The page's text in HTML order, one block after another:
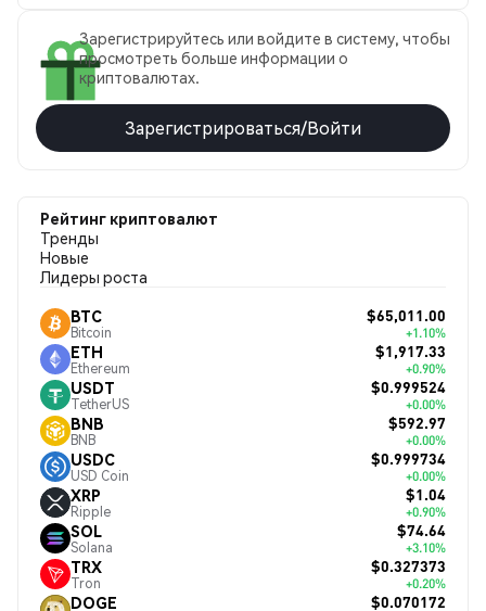
Зарегистрируйтесь или войдите в систему, чтобы
просмотреть больше информации о
криптовалютах.
Зарегистрироваться/Войти
Рейтинг криптовалют
Тренды
Новые
Лидеры роста
BTC
Bitcoin
$65,011.00
+1.10%
ETH
Ethereum
$1,917.33
+0.90%
USDT
TetherUS
$0.999524
+0.00%
BNB
BNB
$592.97
+0.00%
USDC
USD Coin
$0.999734
+0.00%
XRP
Ripple
$1.04
+0.90%
SOL
Solana
$74.64
+3.10%
TRX
Tron
$0.327373
+0.20%
DOGE $0.070172